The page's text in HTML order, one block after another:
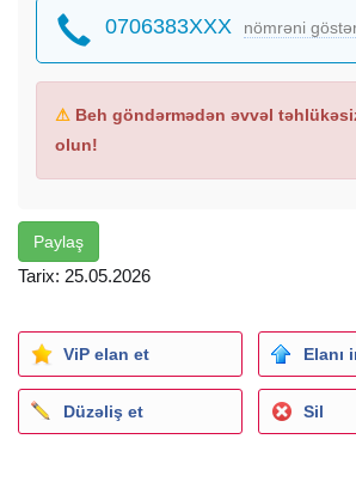
0706383XXX nömrəni
⚠ Beh göndərmədən əvvəl
olun!
Paylaş
Tarix: 25.05.2026
ViP elan et Elanı
Düzəliş et Sil